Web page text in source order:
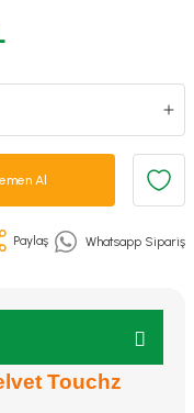
Al
Paylaş Whatsapp Sipariş
Touchz